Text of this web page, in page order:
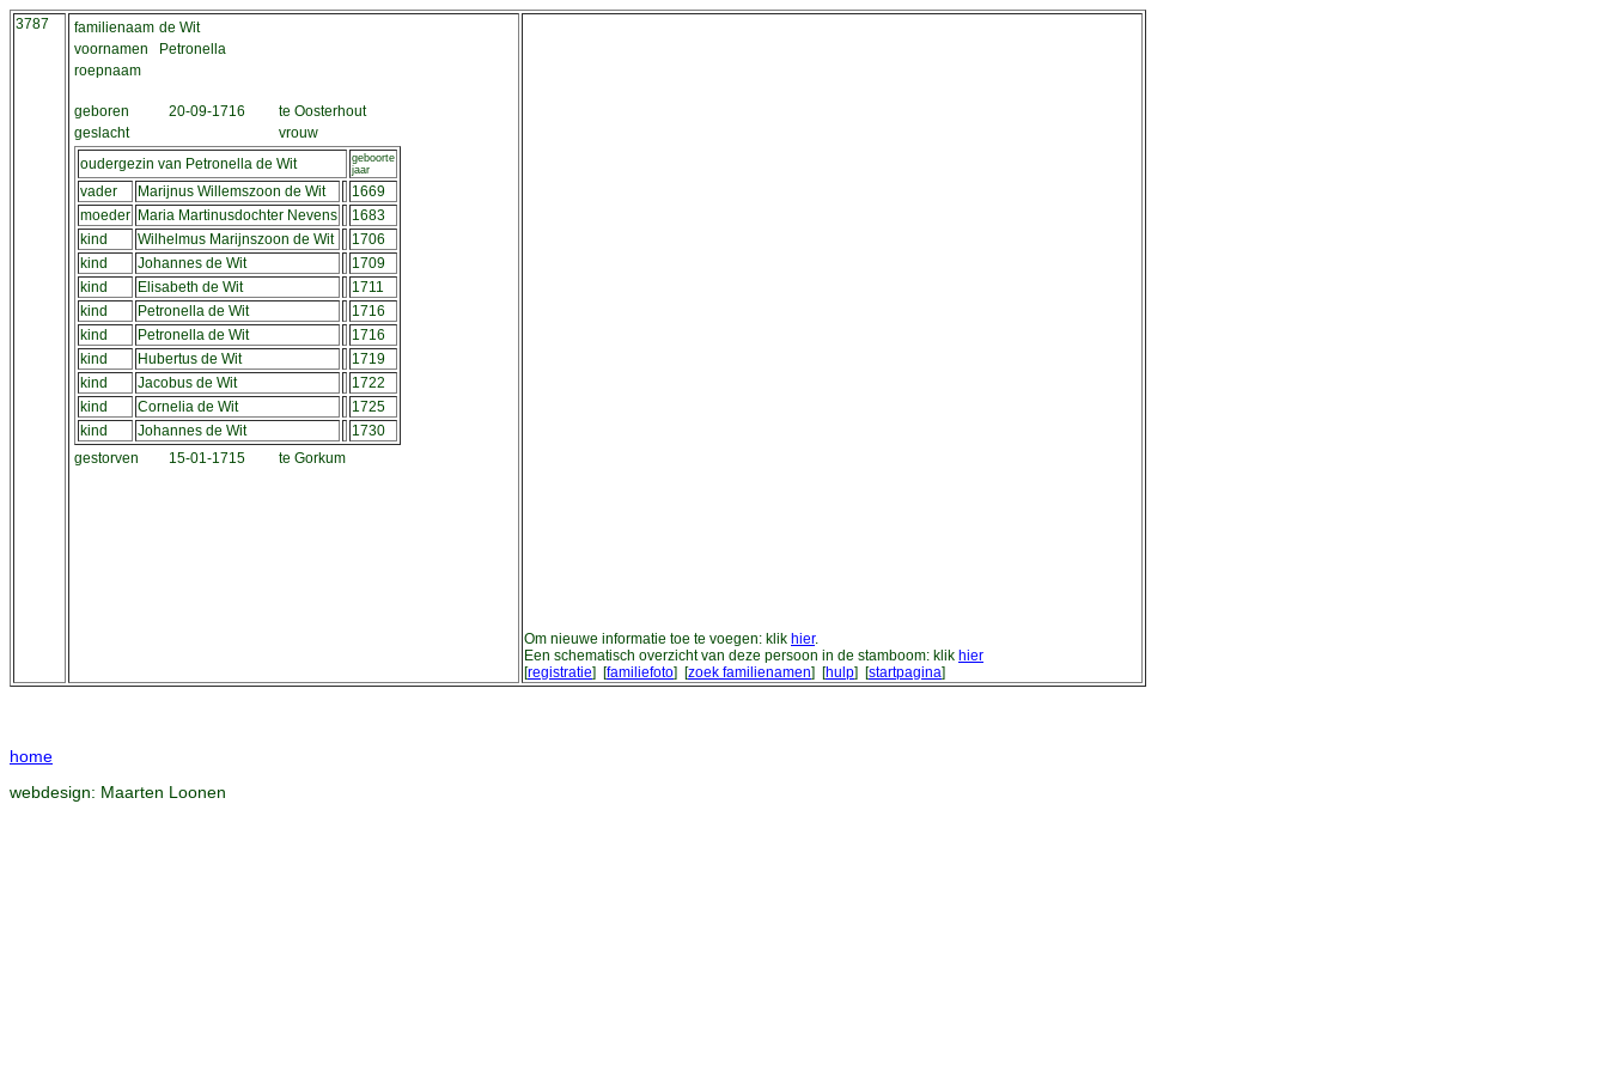
3787 familienaam de Wit
voornamen
Petronella
roepnaam
geboren 20-09-1716
te Oosterhout
geslacht
vrouw
oudergezin van Petronella de Wit
geboorte
jaar
vader Marijnus Willemszoon de Wit
1669
moeder Maria Martinusdochter Nevens
1683
kind
Wilhelmus Marijnszoon de Wit
1706
kind
Johannes de Wit
1709
kind
Elisabeth de Wit
1711
kind
Petronella de Wit
1716
kind
Petronella de Wit
1716
kind
Hubertus de Wit
1719
kind
Jacobus de Wit
1722
kind
Cornelia de Wit
1725
kind
Johannes de Wit
1730
gestorven
15-01-1715 te Gorkum
Om nieuwe informatie toe te voegen: klik hier.
Een schematisch overzicht van deze persoon in de stamboom: klik hier
[registratie] [familiefoto] [zoek familienamen] [hulp] [startpagina]
home
webdesign: Maarten Loonen